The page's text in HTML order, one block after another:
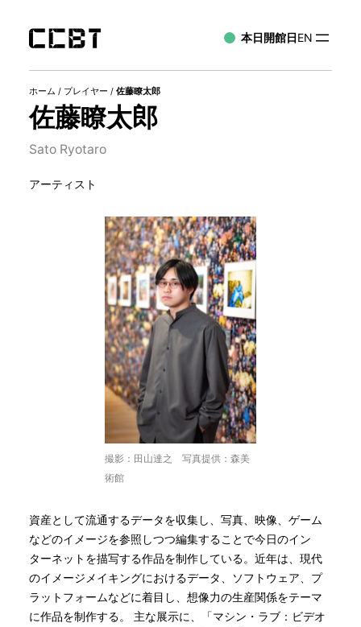
本日開館日EN
ホーム / プレイヤー / 佐藤瞭太郎
佐藤瞭太郎
Sato Ryotaro
アーティスト
撮影：田山達之 写真提供：森美
術館
資産として流通するデータを収集し、写真、映像、ゲーム
などのイメージを参照しつつ編集することで今日のイン
ターネットを描写する作品を制作している。近年は、現代
のイメージメイキングにおけるデータ、ソフトウェア、プ
ラットフォームなどに着目し、想像力の生産関係をテーマ
に作品を制作する。 主な展示に、「マシン・ラブ：ビデオ